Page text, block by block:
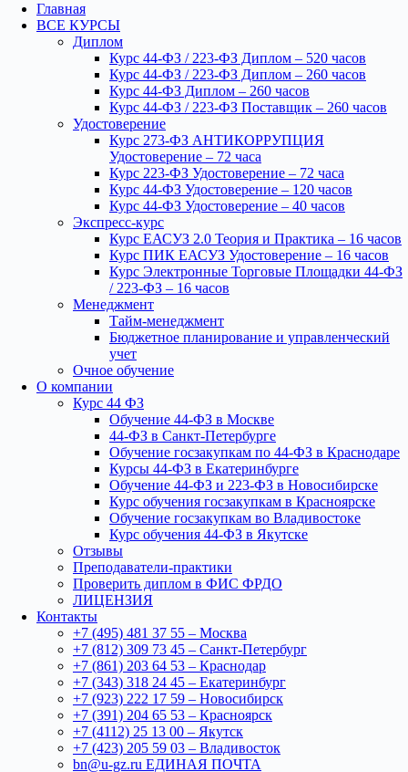
Главная
ВСЕ КУРСЫ
Диплом
Курс 44-ФЗ / 223-ФЗ Диплом – 520 часов
Курс 44-ФЗ / 223-ФЗ Диплом – 260 часов
Курс 44-ФЗ Диплом – 260 часов
Курс 44-ФЗ / 223-ФЗ Поставщик – 260 часов
Удостоверение
Курс 273-ФЗ АНТИКОРРУПЦИЯ
Удостоверение – 72 часа
Курс 223-ФЗ Удостоверение – 72 часа
Курс 44-ФЗ Удостоверение – 120 часов
Курс 44-ФЗ Удостоверение – 40 часов
Экспресс-курс
Курс ЕАСУЗ 2.0 Теория и Практика – 16 часов
Курс ПИК ЕАСУЗ Удостоверение – 16 часов
Курс Электронные Торговые Площадки 44-ФЗ
/ 223-ФЗ – 16 часов
Менеджмент
Тайм-менеджмент
Бюджетное планирование и управленческий
учет
Очное обучение
О компании
Курс 44 ФЗ
Обучение 44-ФЗ в Москве
44-ФЗ в Санкт-Петербурге
Обучение госзакупкам по 44-ФЗ в Краснодаре
Курсы 44-ФЗ в Екатеринбурге
Обучение 44-ФЗ и 223-ФЗ в Новосибирске
Курс обучения госзакупкам в Красноярске
Обучение госзакупкам во Владивостоке
Курс обучения 44-ФЗ в Якутске
Отзывы
Преподаватели-практики
Проверить диплом в ФИС ФРДО
ЛИЦЕНЗИЯ
Контакты
+7 (495) 481 37 55 – Москва
+7 (812) 309 73 45 – Санкт-Петербург
+7 (861) 203 64 53 – Краснодар
+7 (343) 318 24 45 – Екатеринбург
+7 (923) 222 17 59 – Новосибирск
+7 (391) 204 65 53 – Красноярск
+7 (4112) 25 13 00 – Якутск
+7 (423) 205 59 03 – Владивосток
bn@u-gz.ru ЕДИНАЯ ПОЧТА